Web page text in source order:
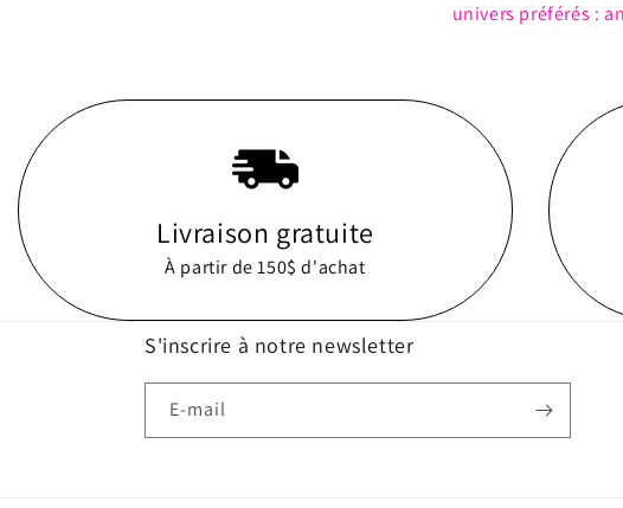
univers préférés :
Livraison gratuite
À partir de 150$ d'achat
S'inscrire à notre newsletter
E-mail